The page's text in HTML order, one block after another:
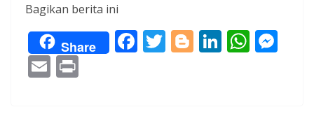
Bagikan berita ini
Share F
ac
T
w
Bl
o
Li
n
W
h
E
m